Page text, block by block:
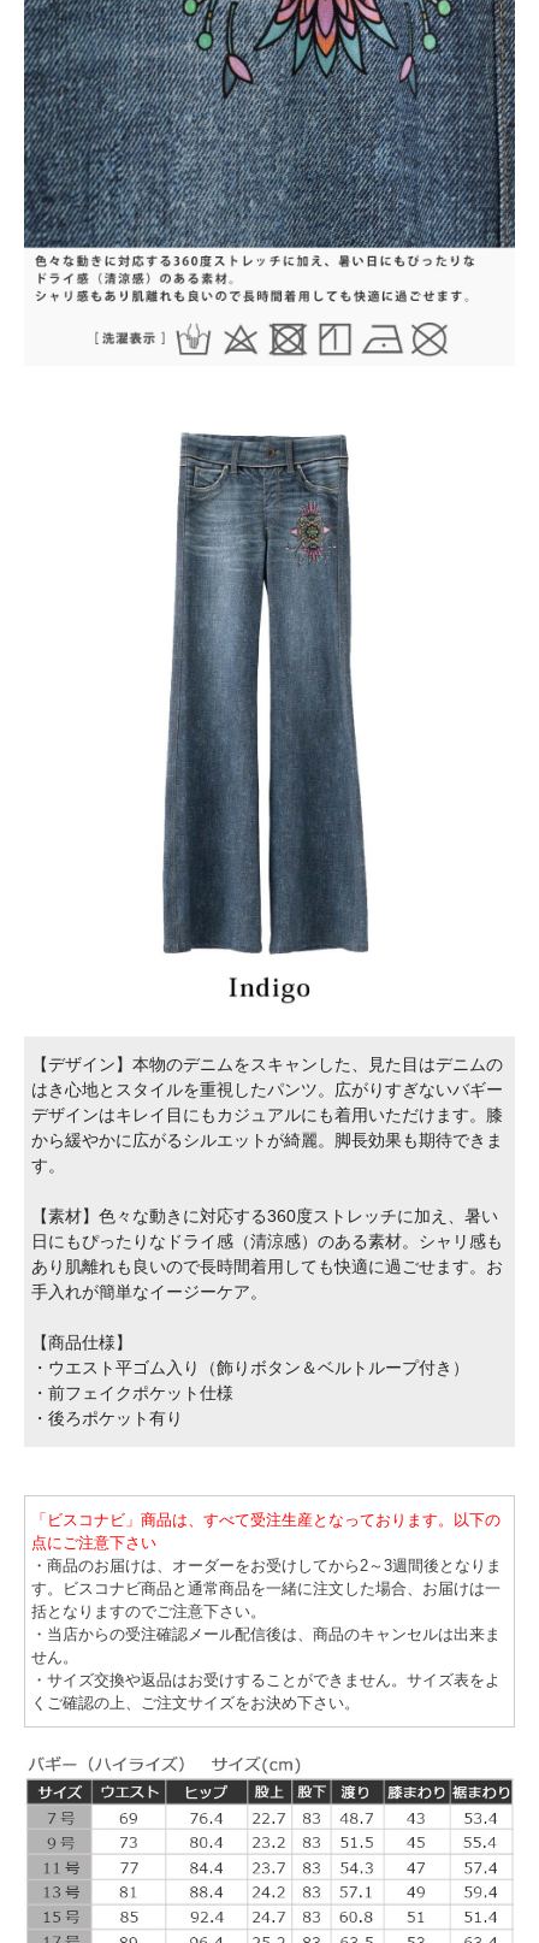
【デザイン】本物のデニムをスキャンした、見た目はデニムの
はき心地とスタイルを重視したパンツ。広がりすぎないバギー
デザインはキレイ目にもカジュアルにも着用いただけます。膝
から緩やかに広がるシルエットが綺麗。脚長効果も期待できま
す。
【素材】色々な動きに対応する360度ストレッチに加え、暑い
日にもぴったりなドライ感（清涼感）のある素材。シャリ感も
あり肌離れも良いので長時間着用しても快適に過ごせます。お
手入れが簡単なイージーケア。
【商品仕様】
・ウエスト平ゴム入り（飾りボタン＆ベルトループ付き）
・前フェイクポケット仕様
・後ろポケット有り
「ビスコナビ」商品は、すべて受注生産となっております。以下の
点にご注意下さい
・商品のお届けは、オーダーをお受けしてから2～3週間後となりま
す。ビスコナビ商品と通常商品を一緒に注文した場合、お届けは一
括となりますのでご注意下さい。
・当店からの受注確認メール配信後は、商品のキャンセルは出来ま
せん。
・サイズ交換や返品はお受けすることができません。サイズ表をよ
くご確認の上、ご注文サイズをお決め下さい。